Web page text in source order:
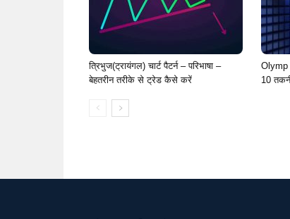
सिक्का मुद्रा FTT
सिक्का मुद्रा FX सिक्का मुद्रा Olymp
त्रिभुज(ट्रायंगल) चार्ट पैटर्न – परिभाषा –
बेहतरीन तरीके से ट्रेड कैसे करें
Olymp
10